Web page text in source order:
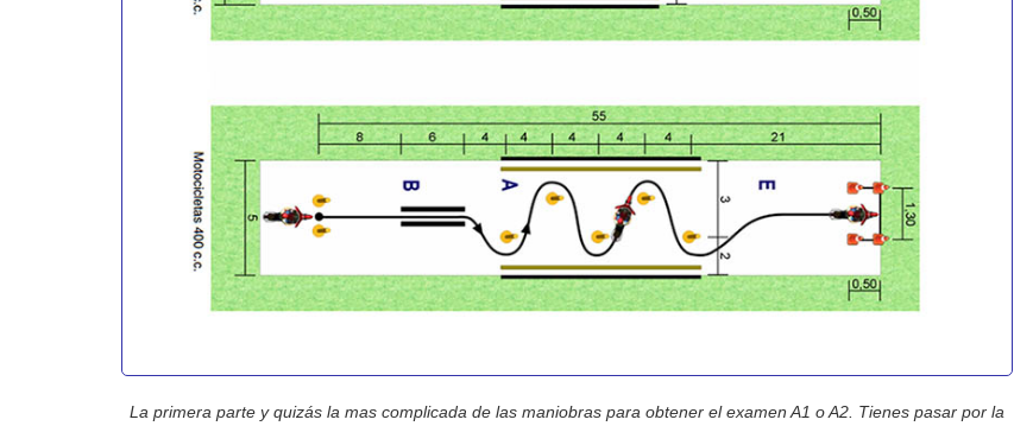
La primera parte y quizás la mas complicada de las maniobras para obtener el examen A1 o A2. Tienes pasar por la